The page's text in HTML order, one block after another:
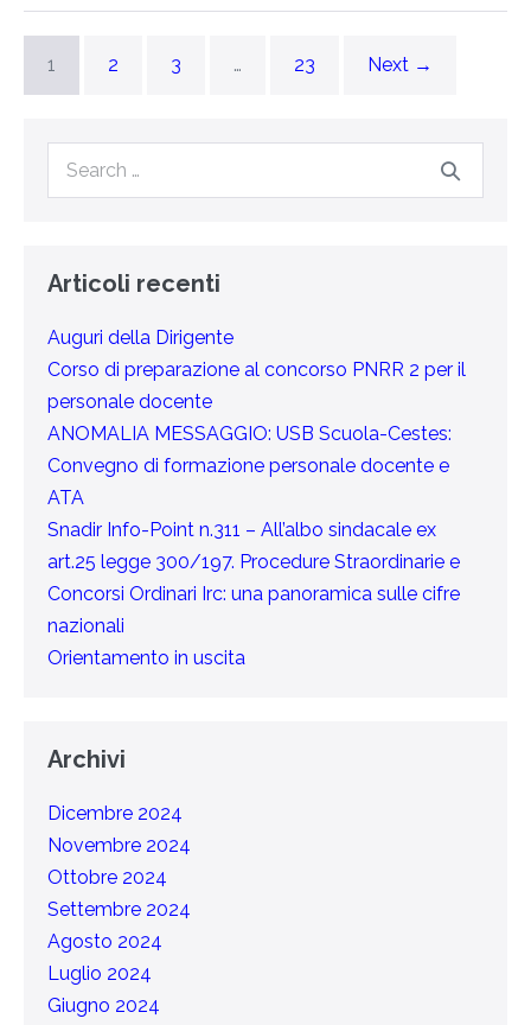
1 2 3 … 23 Next →
Articoli recenti
Auguri della Dirigente
Corso di preparazione al concorso PNRR 2 per il
personale docente
ANOMALIA MESSAGGIO: USB Scuola-Cestes:
Convegno di formazione personale docente e
ATA
Snadir Info-Point n.311 – All’albo sindacale ex
art.25 legge 300/197. Procedure Straordinarie e
Concorsi Ordinari Irc: una panoramica sulle cifre
nazionali
Orientamento in uscita
Archivi
Dicembre 2024
Novembre 2024
Ottobre 2024
Settembre 2024
Agosto 2024
Luglio 2024
Giugno 2024